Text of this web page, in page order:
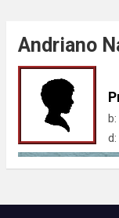
Andriano
b:
d: